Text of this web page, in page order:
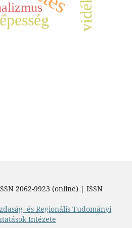
2062-9923 (online) | ISSN
és Regionális Tudományi
Intézete